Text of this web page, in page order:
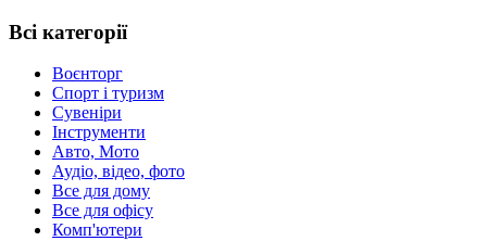
Всі категорії
Воєнторг
Спорт і туризм
Сувеніри
Інструменти
Авто, Мото
Аудіо, відео, фото
Все для дому
Все для офісу
Комп'ютери